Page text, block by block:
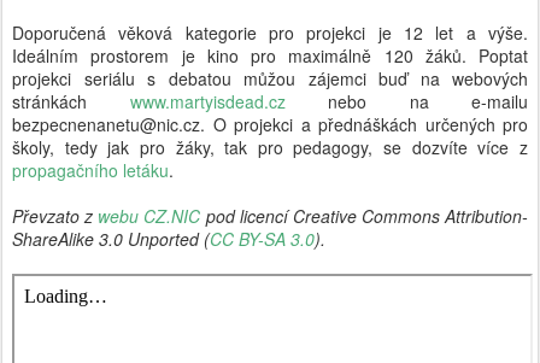
Doporučená věková kategorie pro projekci je 12 let a výše.
Ideálním prostorem je kino pro maximálně 120 žáků. Poptat
projekci seriálu s debatou můžou zájemci buď na webových
stránkách www.martyisdead.cznebo na e-mailu
bezpecnenanetu@nic.cz. O projekci a přednáškách určených pro
školy, tedy jak pro žáky, tak pro pedagogy, se dozvíte více z
propagačního letáku.
Převzato z webu CZ.NIC pod licencí Creative Commons Attribution-
ShareAlike 3.0 Unported (CC BY-SA 3.0).